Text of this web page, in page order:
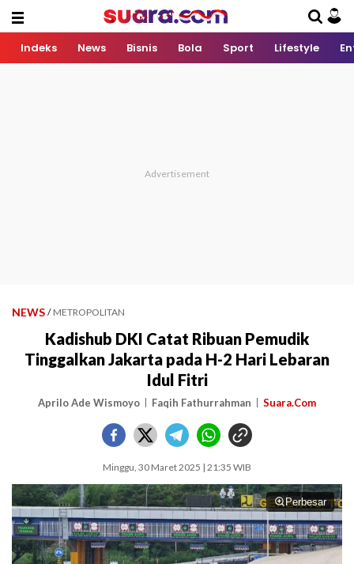
Indeks News Bisnis Bola Sport Lifestyle
NEWS / METROPOLITAN
Kadishub DKI Catat Ribuan Pemudik
Tinggalkan Jakarta pada H-2 Hari Lebaran
Idul Fitri
Aprilo Ade Wismoyo Faqih Fathurrahman Suara.Com
Minggu, 30 Maret 2025 | 21:35 WIB
Perbesar